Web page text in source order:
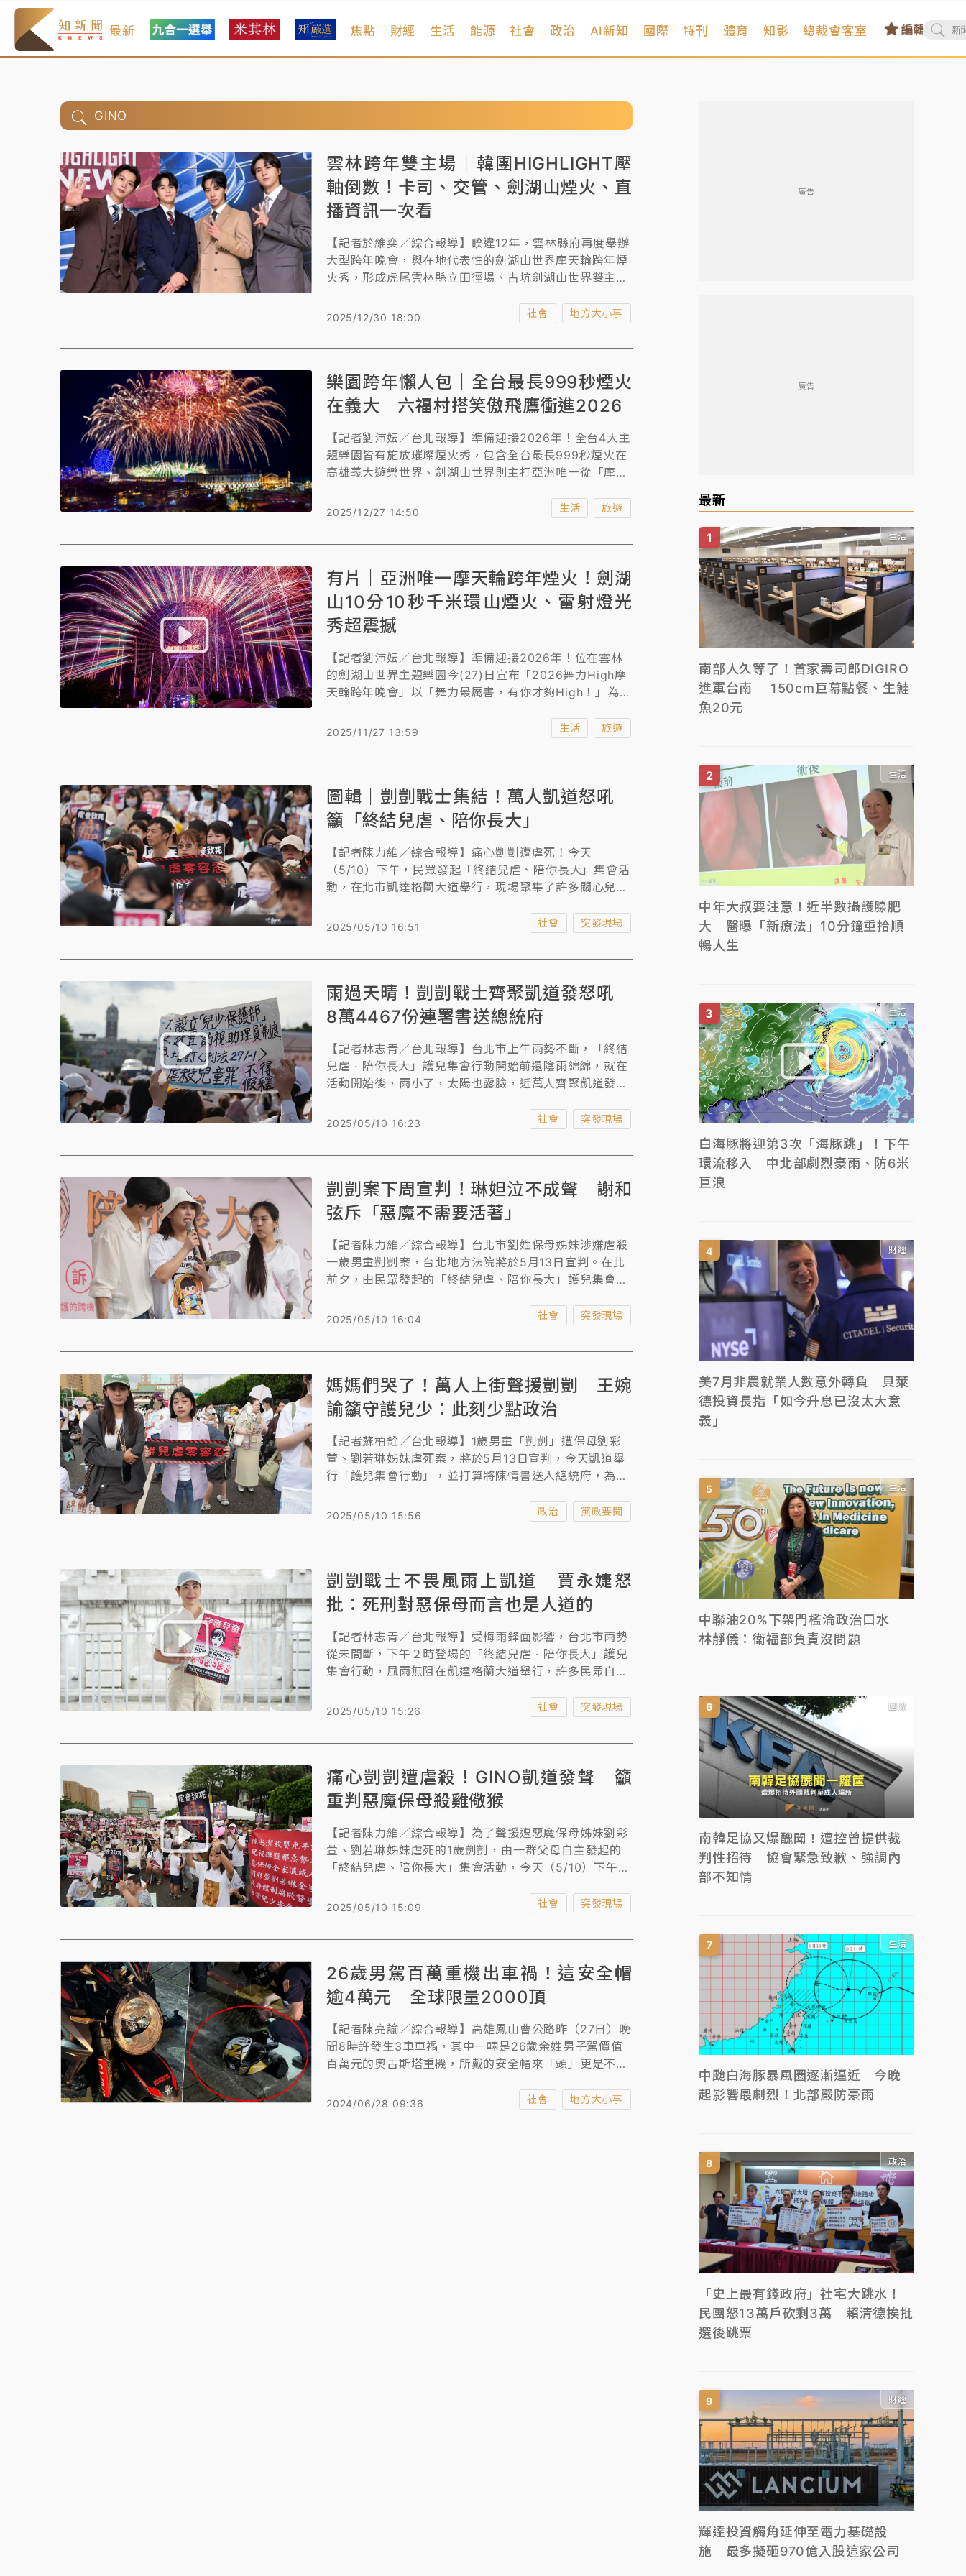
最新 焦點 財經 生活 能源 社會 政治 AI新知 國際 特刊 體育 知影 總裁會客室
GINO
雲林跨年雙主場｜韓團HIGHLIGHT壓
軸倒數！卡司、交管、劍湖山煙火、直
播資訊一次看
【記者於維奕／綜合報導】睽違12年，雲林縣府再度舉辦
大型跨年晚會，與在地代表性的劍湖山世界摩天輪跨年煙
火秀，形成虎尾雲林縣立田徑場、古坑劍湖山世界雙主
制，醒用路人提早改道，另外，往年常有民眾為觀賞煙
導、驅離，若不聽勸，將依法取締告發。
2025/12/30 18:00 社會 地方大小事
樂園跨年懶人包｜全台最長999秒煙火
在義大 六福村搭笑傲飛鷹衝進2026
【記者劉沛妘／台北報導】準備迎接2026年！全台4大主
題樂園皆有施放璀璨煙火秀，包含全台最長999秒煙火在
高雄義大遊樂世界、劍湖山世界則主打亞洲唯一從「摩天
鷹、大怒神、VIP搖滾區套票，大膽的民眾可在倒數時搭
直接衝進2026年！《知新聞》為您整理樂園跨年懶人
2025/12/27 14:50 生活 旅遊
有片｜亞洲唯一摩天輪跨年煙火！劍湖
山10分10秒千米環山煙火、雷射燈光
秀超震撼
【記者劉沛妘／台北報導】準備迎接2026年！位在雲林
的劍湖山世界主題樂園今(27)日宣布「2026舞力High摩
天輪跨年晚會」以「舞力最厲害，有你才夠High！」為主
分10秒的煙火秀搭配摩天輪雷射燈光秀，還首度舉辦樂園
2025/11/27 13:59 生活 旅遊
圖輯｜剴剴戰士集結！萬人凱道怒吼
籲「終結兒虐、陪你長大」
【記者陳力維／綜合報導】痛心剴剴遭虐死！今天
（5/10）下午，民眾發起「終結兒虐、陪你長大」集會活
動，在北市凱達格蘭大道舉行，現場聚集了許多關心兒童
聲援。主辦單位「剴剴網路媽媽群」提出設立「兒少保護
等六大訴求，呼籲政府重視兒虐問題，從制度上進行改
剴剴的遭遇仍難掩悲痛。警方也針對凱道周邊進行交通管
制，預計活動將持續至下午五點。
2025/05/10 16:51 社會 突發現場
雨過天晴！剴剴戰士齊聚凱道發怒吼
8萬4467份連署書送總統府
【記者林志青／台北報導】台北市上午雨勢不斷，「終結
兒虐 · 陪你⾧大」護兒集會行動開始前還陰雨綿綿，就在
活動開始後，雨小了，太陽也露臉，近萬人齊聚凱道發出
媽媽群」提出設立「兒少保護部」、增設有給職兒少保護
3時許，訴求陳情書連署達8萬4467份，最後在警方護送
2025/05/10 16:23 社會 突發現場
剴剴案下周宣判！琳妲泣不成聲 謝和
弦斥「惡魔不需要活著」
【記者陳力維／綜合報導】台北市劉姓保母姊妹涉嫌虐殺
一歲男童剴剴案，台北地方法院將於5月13日宣判。在此
前夕，由民眾發起的「終結兒虐、陪你長大」護兒集會遊
場聲援。藝人李佩甄在受訪時語帶哽咽地表示，身為母
一個孩子的痛，是無法抹滅的陰影」，呼籲社會建立更完
孩琳妲上台泣不成聲。歌手謝和弦怒斥惡魔保母姊妹「不
需要活著」！
2025/05/10 16:04 社會 突發現場
媽媽們哭了！萬人上街聲援剴剴 王婉
諭籲守護兒少：此刻少點政治
【記者蘇柏銓／台北報導】1歲男童「剴剴」遭保母劉彩
萱、劉若琳姊妹虐死案，將於5月13日宣判，今天凱道舉
行「護兒集會行動」，並打算將陳情書送入總統府，為兒
台。她今受訪時表示，剴剴案從中央制度到地方落實銜
點怠惰，此刻大家少一點政治操作，希望這樣的悲劇能換
2025/05/10 15:56 政治 黨政要聞
剴剴戰士不畏風雨上凱道 賈永婕怒
批：死刑對惡保母而言也是人道的
【記者林志青／台北報導】受梅雨鋒面影響，台北市雨勢
從未間斷，下午２時登場的「終結兒虐 · 陪你⾧大」護兒
集會行動，風雨無阻在凱達格蘭大道舉行，許多民眾自發
援。賈永婕表示，「死刑對她們（惡保母）而言，也是人
2025/05/10 15:26 社會 突發現場
痛心剴剴遭虐殺！GINO凱道發聲 籲
重判惡魔保母殺雞儆猴
【記者陳力維／綜合報導】為了聲援遭惡魔保母姊妹劉彩
萱、劉若琳姊妹虐死的1歲剴剴，由一群父母自主發起的
「終結兒虐、陪你長大」集會活動，今天（5/10）下午在
前往參與，他沉痛發聲表示，惡魔保母姊妹對剴剴施加酷
加坡，以嚴刑峻法對惡魔保母重判，以敬效尤，嚇阻虐童
2025/05/10 15:09 社會 突發現場
26歲男駕百萬重機出車禍！這安全帽
逾4萬元 全球限量2000頂
【記者陳亮諭／綜合報導】高雄鳳山曹公路昨（27日）晚
間8時許發生3車車禍，其中一輛是26歲余姓男子駕價值
百萬元的奧古斯塔重機，所戴的安全帽來「頭」更是不
頂，官網標價新台幣4萬2800元。
2024/06/28 09:36 社會 地方大小事
廣告
廣告
最新
生活
南部人久等了！首家壽司郎DIGIRO
進軍台南 150cm巨幕點餐、生鮭
魚20元
生活
中年大叔要注意！近半數攝護腺肥
大 醫曝「新療法」10分鐘重拾順
暢人生
生活
白海豚將迎第3次「海豚跳」！下午
環流移入 中北部劇烈豪雨、防6米
巨浪
財經
美7月非農就業人數意外轉負 貝萊
德投資長指「如今升息已沒太大意
義」
生活
中聯油20%下架門檻淪政治口水
林靜儀：衛福部負責沒問題
國際
南韓足協又爆醜聞！遭控曾提供裁
判性招待 協會緊急致歉、強調內
部不知情
生活
中颱白海豚暴風圈逐漸逼近 今晚
起影響最劇烈！北部嚴防豪雨
政治
「史上最有錢政府」社宅大跳水！
民團怒13萬戶砍剩3萬 賴清德挨批
選後跳票
財經
輝達投資觸角延伸至電力基礎設
施 最多擬砸970億入股這家公司